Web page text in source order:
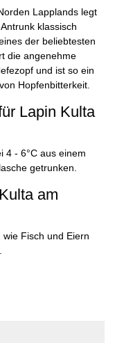
Lapplands legt
klassisch
der beliebtesten
die angenehme
und ist so ein
Hopfenbitterkeit.
Lapin Kulta
4 - 6°C aus einem
getrunken.
am
Fisch und Eiern